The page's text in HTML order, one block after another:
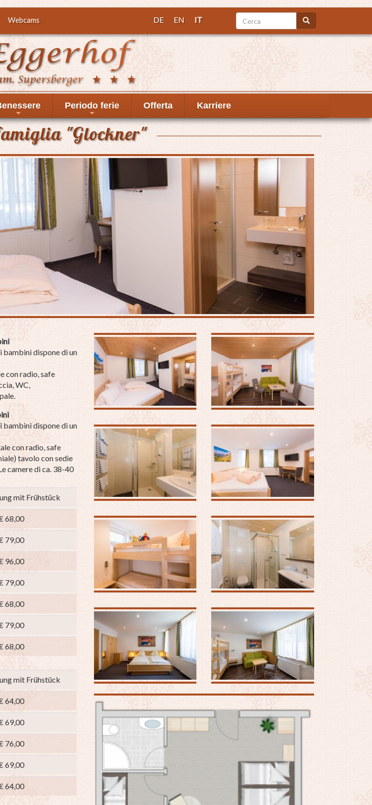
Webcams DE EN IT Cerca Cerca
+ +
Periodo ferie Offerta Karriere
"Glockner"
bambini dispone di un
con radio, safe
WC,
bambini dispone di un
con radio, safe
tavolo con sedie
camere di ca. 38-40
mit Frühstück
68,00
79,00
96,00
79,00
68,00
79,00
68,00
mit Frühstück
64,00
69,00
76,00
69,00
64,00